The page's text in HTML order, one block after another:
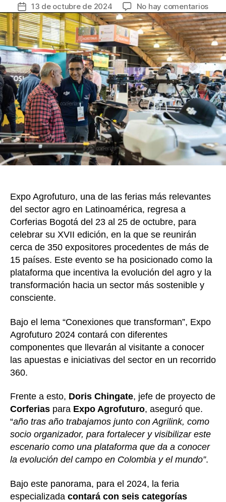
c
e
b
o
o
k
itt
er
ail er
e
st
m
p
ar
tir
Fecha
de
la
entrada
13 de octubre de 2024 No hay comentariosen
La
del
agro
se
en
la
XVII
de
Expo
Expo Agrofuturo, una de las ferias más relevantes
del sector agro en Latinoamérica, regresa a
Corferias Bogotá del 23 al 25 de octubre, para
celebrar su XVII edición, en la que se reunirán
cerca de 350 expositores procedentes de más de
15 países. Este evento se ha posicionado como la
plataforma que incentiva la evolución del agro y la
transformación hacia un sector más sostenible y
consciente.
Bajo el lema “Conexiones que transforman”, Expo
Agrofuturo 2024 contará con diferentes
componentes que llevarán al visitante a conocer
las apuestas e iniciativas del sector en un recorrido
360.
Frente a esto, Doris Chingate, jefe de proyecto de
Corferias para Expo Agrofuturo, aseguró que.
“año tras año trabajamos junto con Agrilink, como
socio organizador, para fortalecer y visibilizar este
escenario como una plataforma que da a conocer
la evolución del campo en Colombia y el mundo”.
Bajo este panorama, para el 2024, la feria
especializada contará con seis categorías